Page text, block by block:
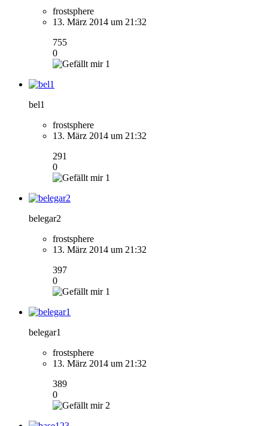
frostsphere
13. März 2014 um 21:32
755
0
1
bel1
frostsphere
13. März 2014 um 21:32
291
0
1
belegar2
frostsphere
13. März 2014 um 21:32
397
0
1
belegar1
frostsphere
13. März 2014 um 21:32
389
0
2